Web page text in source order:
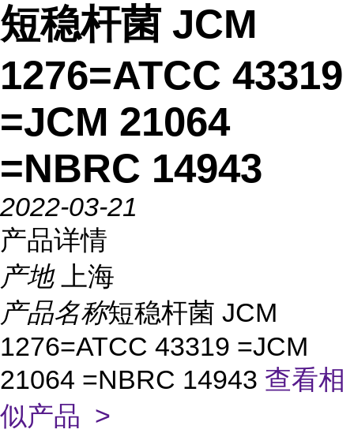
短稳杆菌 JCM
1276=ATCC 43319
=JCM 21064
=NBRC 14943
2022-03-21
产品详情
产地
上海
产品名称短稳杆菌 JCM
1276=ATCC 43319 =JCM
21064 =NBRC 14943 查看相
似产品 >